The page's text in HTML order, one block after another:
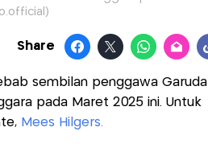
Share
sembilan penggawa Garuda
pada Maret 2025 ini. Untuk
Mees Hilgers.